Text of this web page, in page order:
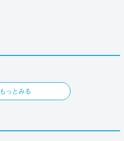
もっとみる